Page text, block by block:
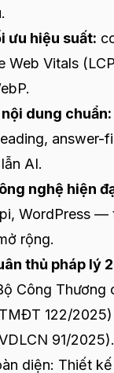
ưu hiệu suất:
Web Vitals
dung chuẩn:
answer-
AI.
nghệ hiện
WordPress —
rộng.
thủ pháp lý
Công Thương
122/
91/2025).
diện: Thiết